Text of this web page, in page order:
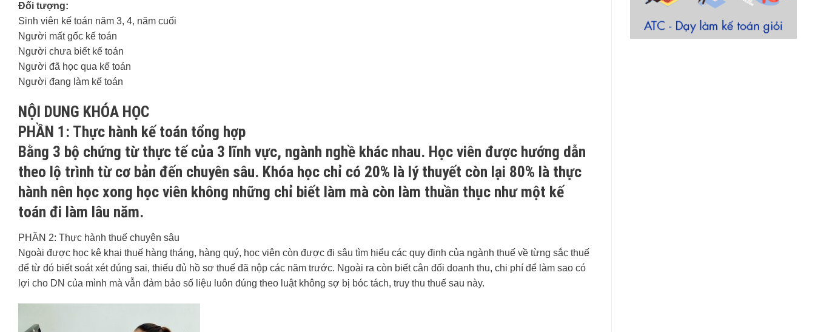
Đối tượng:
Sinh viên kế toán năm 3, 4, năm cuối
Người mất gốc kế toán
Người chưa biết kế toán
Người đã học qua kế toán
Người đang làm kế toán
NỘI DUNG KHÓA HỌC
PHẦN 1: Thực hành kế toán tổng hợp
Bằng 3 bộ chứng từ thực tế của 3 lĩnh vực, ngành nghề khác nhau. Học viên được hướng dẫn
theo lộ trình từ cơ bản đến chuyên sâu. Khóa học chỉ có 20% là lý thuyết còn lại 80% là thực
hành nên học xong học viên không những chỉ biết làm mà còn làm thuần thục như một kế
toán đi làm lâu năm.
PHẦN 2: Thực hành thuế chuyên sâu
Ngoài được học kê khai thuế hàng tháng, hàng quý, học viên còn được đi sâu tìm hiểu các quy định của ngành thuế về từng sắc thuế
để từ đó biết soát xét đúng sai, thiếu đủ hồ sơ thuế đã nộp các năm trước. Ngoài ra còn biết cân đối doanh thu, chi phí để làm sao có
lợi cho DN của mình mà vẫn đảm bảo số liệu luôn đúng theo luật không sợ bị bóc tách, truy thu thuế sau này.